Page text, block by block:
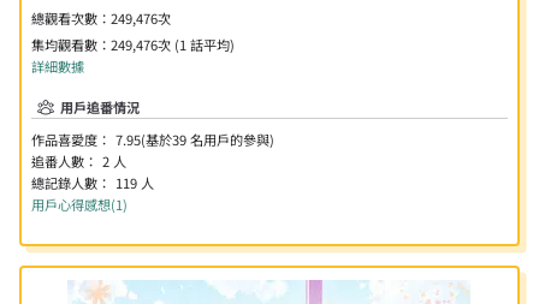
總觀看次數： 249,476次
集均觀看數： 249,476次 (1 話平均)
詳細數據
用戶追番情況
作品喜愛度： 7.95(基於39名用戶的參與)
追番人數： 2 人
總記錄人數： 119 人
用戶心得感想(1)